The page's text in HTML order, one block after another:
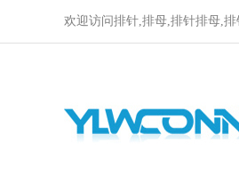
欢迎访问排针,排母,排针排母,